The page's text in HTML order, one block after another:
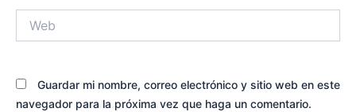
Guardar mi nombre, correo electrónico y sitio web en este
navegador para la próxima vez que haga un comentario.